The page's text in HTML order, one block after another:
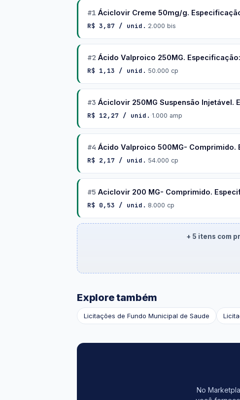
#1 Áciclovir Creme 50mg/g.
R$ 3,87 / unid. ·2.000 bis
#2 Ácido Valproico 250MG.
R$ 1,13 / unid. ·50.000 cp
#3 Áciclovir 250MG Suspensão Injetável.
R$ 12,27 / unid. ·1.000 amp
#4 Ácido Valproico 500MG-
R$ 2,17 / unid. ·54.000 cp
#5 Aciclovir 200 MG- Comprimido.
R$ 0,53 / unid. ·8.000 cp
+ 5 itens com
Explore também
Licitações de Fundo Municipal de Saude
No